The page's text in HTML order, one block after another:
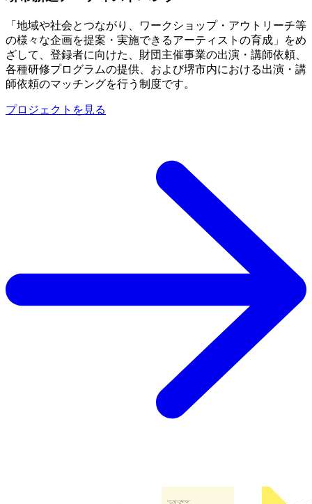
「地域や社会とつながり、ワークショップ・アウトリーチ等
の様々な企画を提案・実施できるアーティストの育成」をめ
ざして、登録者に向けた、財団主催事業の出演・講師依頼、
各種研修プログラムの提供、および堺市内における出演・講
師依頼のマッチングを行う制度です。
プロジェクトを見る